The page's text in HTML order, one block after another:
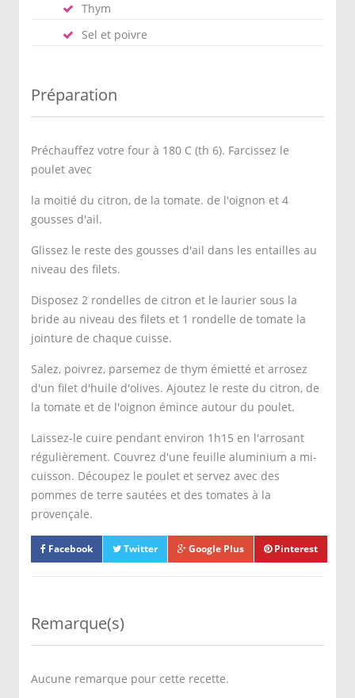
Thym
Sel et poivre
Préparation
Préchauffez votre four à 180 C (th 6). Farcissez le
poulet avec
la moitié du citron, de la tomate. de l'oignon et 4
gousses d'ail.
Glissez le reste des gousses d'ail dans les entailles au
niveau des filets.
Disposez 2 rondelles de citron et le laurier sous la
bride au niveau des filets et 1 rondelle de tomate la
jointure de chaque cuisse.
Salez, poivrez, parsemez de thym émietté et arrosez
d'un filet d'huile d'olives. Ajoutez le reste du citron, de
la tomate et de l'oignon émince autour du poulet.
Laissez-le cuire pendant environ 1h15 en l'arrosant
régulièrement. Couvrez d'une feuille aluminium a mi-
cuisson. Découpez le poulet et servez avec des
pommes de terre sautées et des tomates à la
provençale.
Facebook Twitter Google Plus Pinterest
Remarque(s)
Aucune remarque pour cette recette.